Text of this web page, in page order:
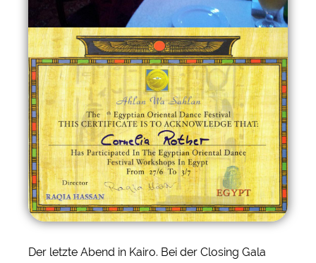
Der letzte Abend in Kairo. Bei der Closing Gala